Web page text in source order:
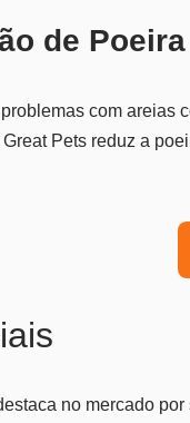
de Poeira
com areias
Pets reduz a
no mercado